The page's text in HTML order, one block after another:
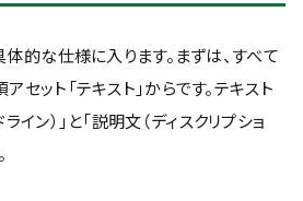
体的な仕様に入ります。まずは、すべて
ット「テキスト」からです。テキスト
イン）」と「説明文（ディスクリプショ